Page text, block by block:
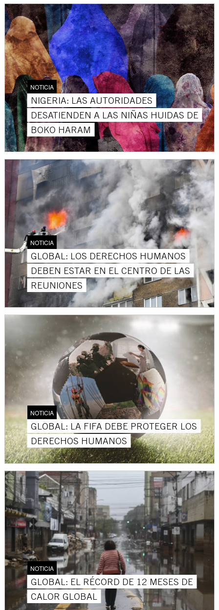
NOTICIA
NIGERIA: LAS AUTORIDADES
DESATIENDEN A LAS NIÑAS HUIDAS DE
BOKO HARAM
NOTICIA
GLOBAL: LOS DERECHOS HUMANOS
DEBEN ESTAR EN EL CENTRO DE LAS
REUNIONES
NOTICIA
GLOBAL: LA FIFA DEBE PROTEGER LOS
DERECHOS HUMANOS
NOTICIA
GLOBAL: EL RÉCORD DE 12 MESES DE
CALOR GLOBAL